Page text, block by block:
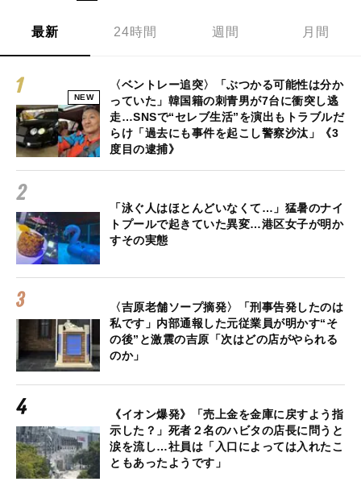
最新 24時間 週間 月間
NEW
〈ベントレー追突〉「ぶつかる可能性は分か
っていた」韓国籍の刺青男が7台に衝突し逃
走…SNSで“セレブ生活”を演出もトラブルだ
らけ「過去にも事件を起こし警察沙汰」《3
度目の逮捕》
「泳ぐ人はほとんどいなくて…」猛暑のナイ
トプールで起きていた異変…港区女子が明か
すその実態
〈吉原老舗ソープ摘発〉「刑事告発したのは
私です」内部通報した元従業員が明かす“そ
の後”と激震の吉原「次はどの店がやられる
のか」
《イオン爆発》「売上金を金庫に戻すよう指
示した？」死者２名のハビタの店長に問うと
涙を流し…社員は「入口によっては入れたこ
ともあったようです」